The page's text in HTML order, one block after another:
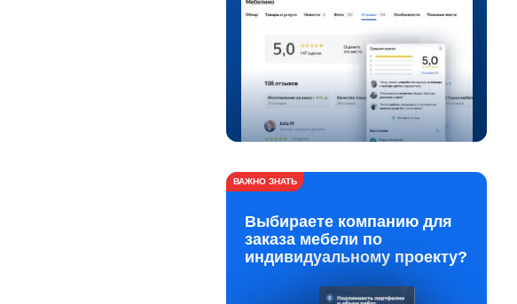
ВАЖНО ЗНАТЬ
Выбираете компанию для
заказа мебели по
индивидуальному проекту?